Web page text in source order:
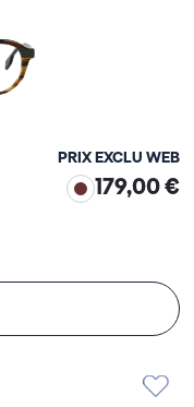
PRIX EXCLU WEB
179,00 €